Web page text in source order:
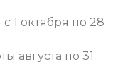
1 октября по 28
августа по 31